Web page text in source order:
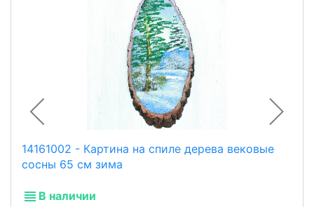
14161002 - Картина на спиле дерева вековые
сосны 65 см зима
В наличии